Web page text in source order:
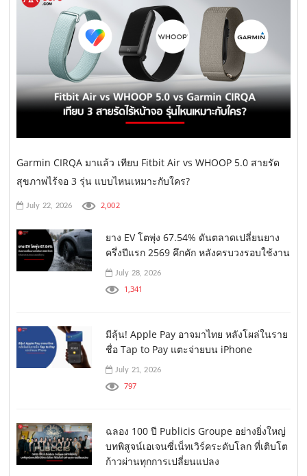
Garmin CIRQA มาแล้ว เทียบ Fitbit Air vs WHOOP 5.0 สายรัด
สุขภาพไร้จอ 3 รุ่น แบบไหนเหมาะกับใคร?
July 22, 2026 2,002
ยาง EV โตพุ่ง 67.54% ดันตลาดเปลี่ยนยาง
ครึ่งปีแรก 2569 คึกคัก หลังครบวงรอบใช้งาน
July 28, 2026
1,341
มีลุ้น! Apple Pay อาจมาไทย หลังโผล่ในราย
ชื่อ Tap to Pay แตะจ่ายบน iPhone
July 21, 2026
797
ฉลอง 100 ปี Publicis Groupe อย่างยิ่งใหญ่
บทพิสูจน์เอเจนซี่เน็ทเวิร์คระดับโลก ที่เติบโต
ก้าวผ่านทุกการเปลี่ยนแปลง